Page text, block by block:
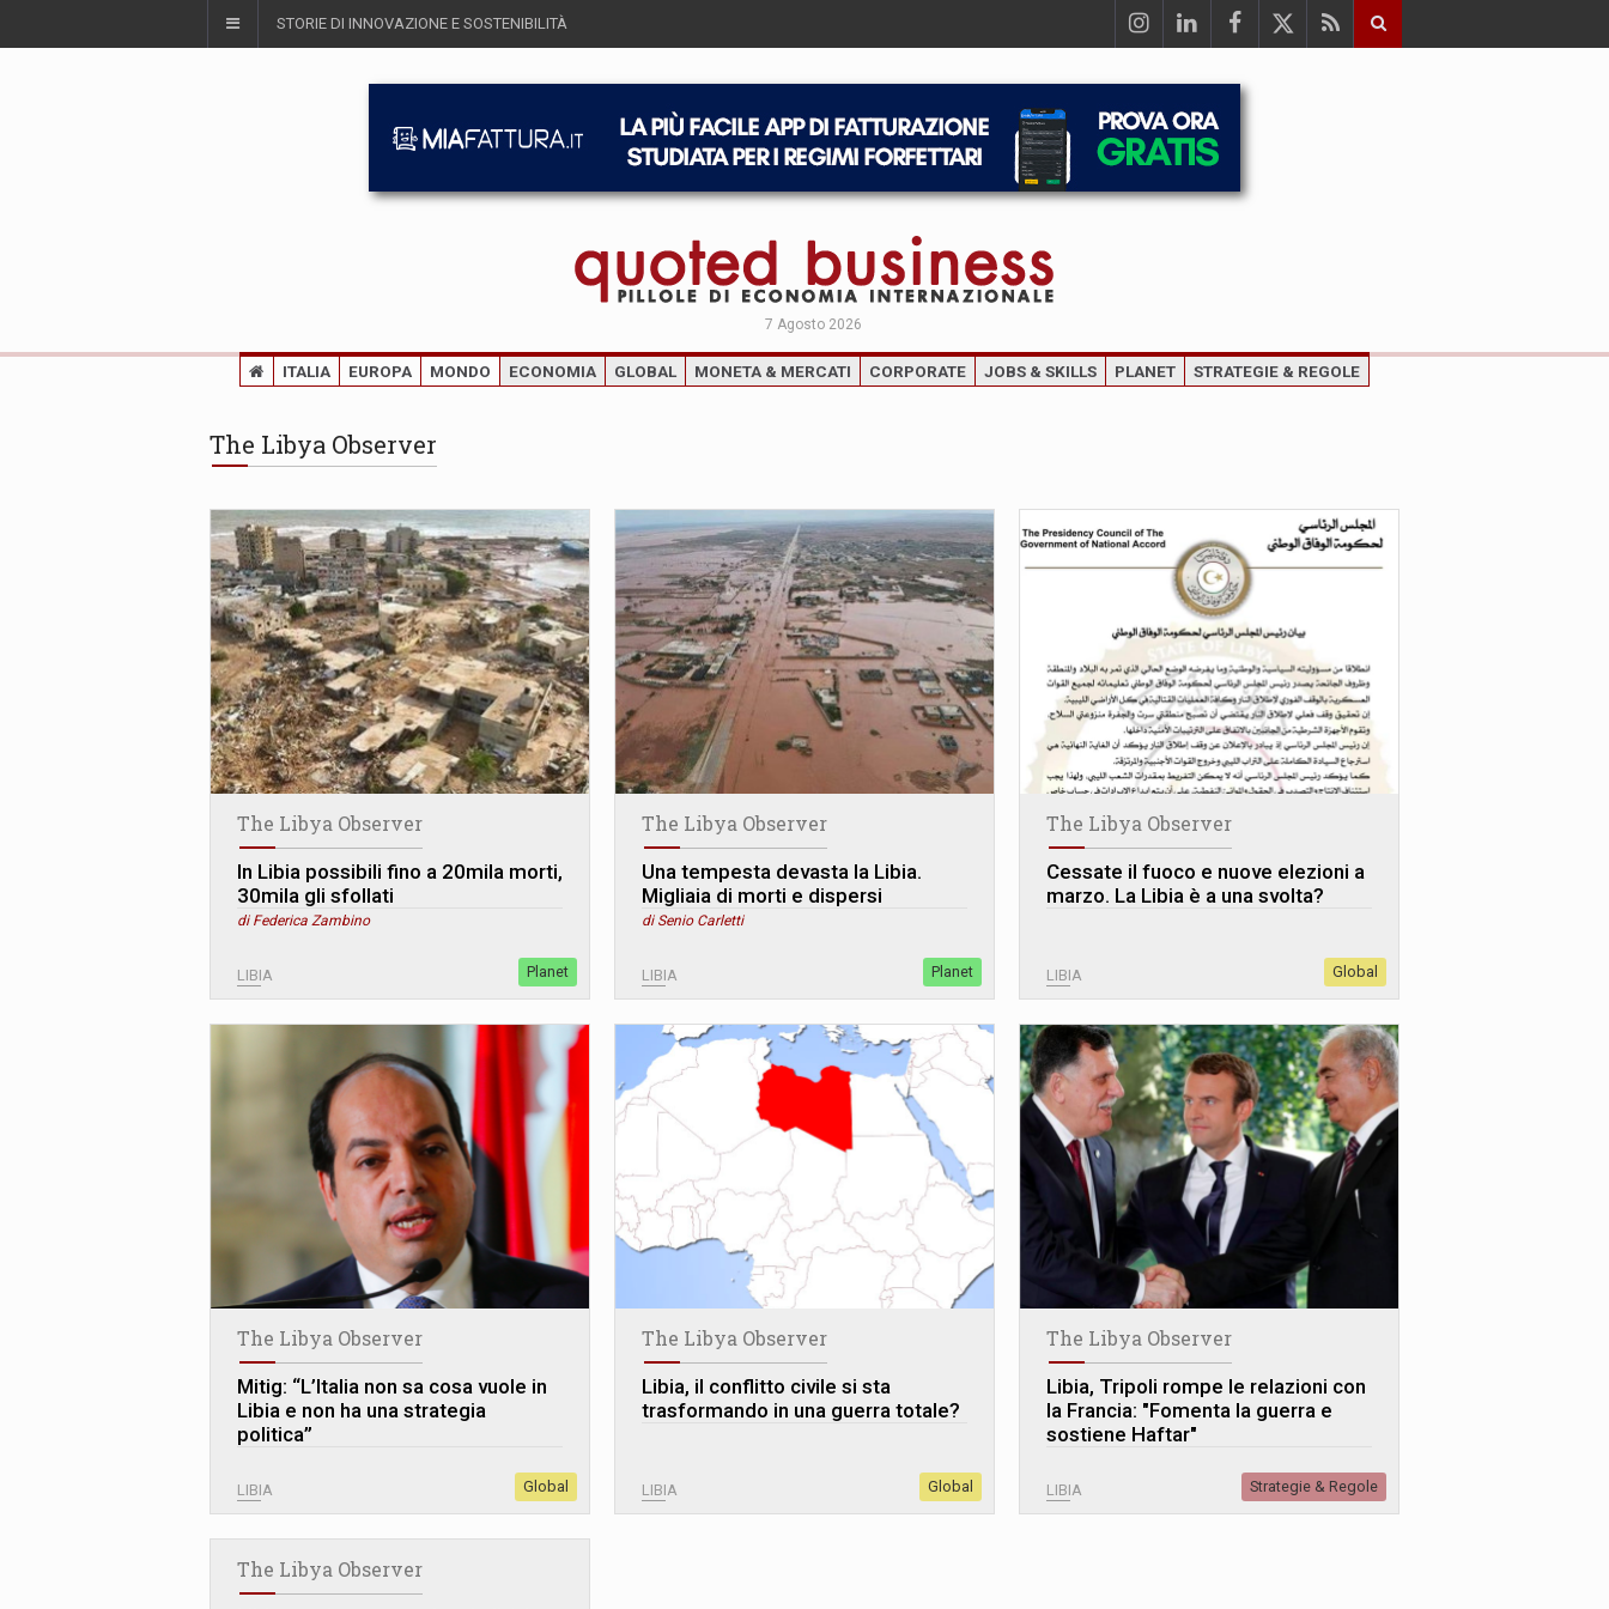
STORIE DI INNOVAZIONE E SOSTENIBILITÀ
7 Agosto 2026
ITALIA EUROPA MONDO ECONOMIA GLOBAL MONETA & MERCATI CORPORATE JOBS & SKILLS PLANET STRATEGIE & REGOLE
The Libya Observer
The Libya Observer
In Libia possibili fino a 20mila morti,
30mila gli sfollati
di Federica Zambino
LIBIA Planet
The Libya Observer
Una tempesta devasta la Libia.
Migliaia di morti e dispersi
di Senio Carletti
LIBIA Planet
The Libya Observer
Cessate il fuoco e nuove elezioni a
marzo. La Libia è a una svolta?
LIBIA Global
The Libya Observer
Mitig: “L’Italia non sa cosa vuole in
Libia e non ha una strategia
politica”
LIBIA Global
The Libya Observer
Libia, il conflitto civile si sta
trasformando in una guerra totale?
LIBIA Global
The Libya Observer
Libia, Tripoli rompe le relazioni con
la Francia: "Fomenta la guerra e
sostiene Haftar"
LIBIA Strategie & Regole
The Libya Observer